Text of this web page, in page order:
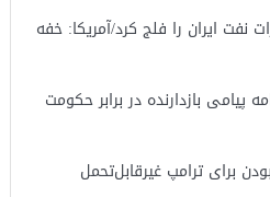
نفت ایران را فلج کرد/آمریکا: خفه
پیامی بازدارنده در برابر حکومت
برای ترامپ غیرقابل‌تحمل